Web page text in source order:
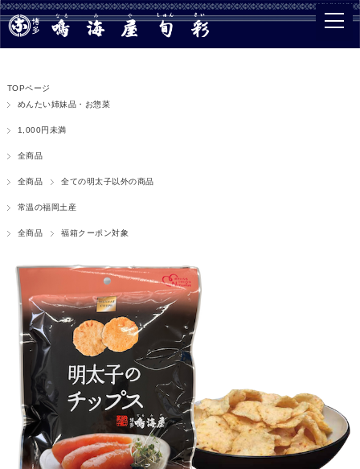
TOPページ
めんたい姉妹品・お惣菜
1,000円未満
全商品
全商品 全ての明太子以外の商品
常温の福岡土産
全商品 福箱クーポン対象